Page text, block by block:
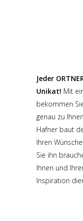
Jeder
Unikat! Mit
bekommen
genau zu
Hafner baut
Ihren
Sie ihn
Ihnen und
Inspiration